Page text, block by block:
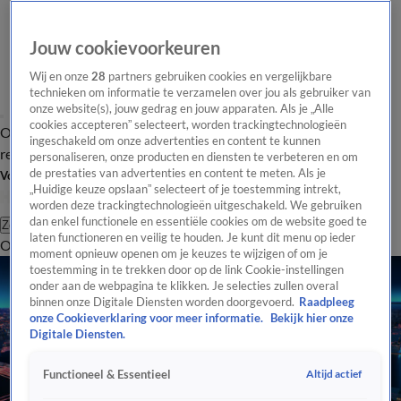
Overzicht Laatste nieuws Regionieuws Het beste van Hart
Tip de
redactie
Volg Hart van Nederland
Zoeken
OverzichtRegioUitzendingenWeerTip de redactiePanelVideo's
Jouw cookievoorkeuren
Wij en onze28 partners gebruiken cookies en vergelijkbare
technieken om informatie te verzamelen over jou als gebruiker van
onze website(s), jouw gedrag en jouw apparaten. Als je „Alle
cookies accepteren” selecteert, worden trackingtechnologieën
ingeschakeld om onze advertenties en content te kunnen
personaliseren, onze producten en diensten te verbeteren en om
de prestaties van advertenties en content te meten. Als je
„Huidige keuze opslaan” selecteert of je toestemming intrekt,
worden deze trackingtechnologieën uitgeschakeld. We gebruiken
dan enkel functionele en essentiële cookies om de website goed te
laten functioneren en veilig te houden. Je kunt dit menu op ieder
moment opnieuw openen om je keuzes te wijzigen of om je
toestemming in te trekken door op de link Cookie-instellingen
onder aan de webpagina te klikken. Je selecties zullen overal
binnen onze Digitale Diensten worden doorgevoerd. Raadpleeg
onze Cookieverklaring voor meer informatie.
Bekijk hier onze
Digitale Diensten.
Functioneel & Essentieel Altijd actief